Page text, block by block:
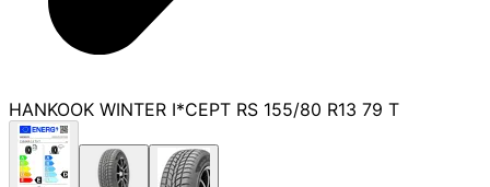
HANKOOK WINTER I*CEPT RS 155/80 R13 79 T